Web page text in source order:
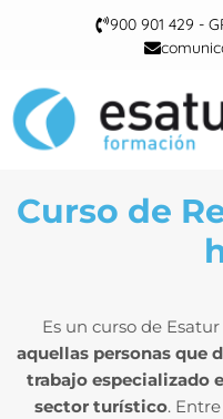
900 901 429 -
Curso de
Es un curso de
aquellas personas que
trabajo especializado
sector turístico.